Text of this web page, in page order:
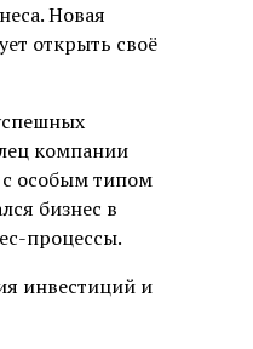
Новая
открыть своё
компании
особым типом
бизнес в
процессы.
инвестиций и